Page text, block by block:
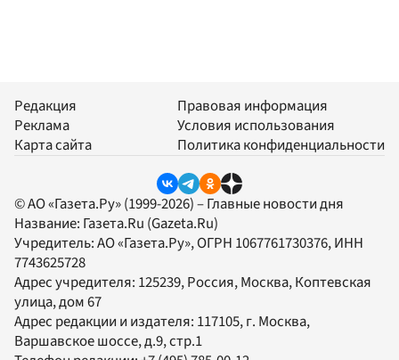
Редакция
Реклама
Карта сайта
Правовая информация
Условия использования
Политика конфиденциальности
© АО «Газета.Ру» (1999-2026) – Главные новости дня
Название: Газета.Ru (Gazeta.Ru)
Учредитель:АО «Газета.Ру», ОГРН 1067761730376, ИНН
7743625728
Адрес учредителя: 125239, Россия, Москва, Коптевская
улица, дом 67
Адрес редакции и издателя: 117105, г. Москва,
Варшавское шоссе, д.9, стр.1